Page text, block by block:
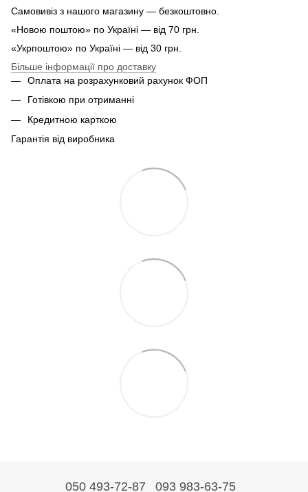
Самовивіз з нашого магазину — безкоштовно.
«Новою поштою» по Україні — від 70 грн.
«Укрпоштою» по Україні — від 30 грн.
Більше інформації про доставку
Оплата на розрахунковий рахунок ФОП
Готівкою при отриманні
Кредитною карткою
Гарантія від виробника
050 493-72-87 093 983-63-75